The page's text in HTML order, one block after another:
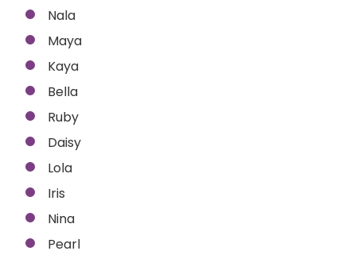
Nala
Maya
Kaya
Bella
Ruby
Daisy
Lola
Iris
Nina
Pearl